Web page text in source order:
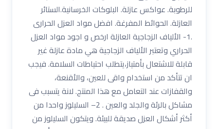
للرطوبة. عواكس عازلة. البلوكات الخرسانية.الستائر
العازلة. الحوائط المفرغة. افضل مواد العزل الحرارى
.1- الألياف الزجاجية العازلة ارخص و اجود مواد العزل
الحراري وتعتبر الألياف الزجاجية هي مادة عازلة غير
قابلة للاشتعال بأمتياز،يتطلب احتياطات السلامة. فيجب
ان تتأكد من استخدام واقى للعين، والأقنعة،
والقفازات عند التعامل مع هذا المنتج. لانة يتسبب فى
مشاكل بالرئة والجلد والعين . 2– السليلوز واحدا من
أكثر أشكال العزل صديقة للبيئة. ويتكون السليلوز من